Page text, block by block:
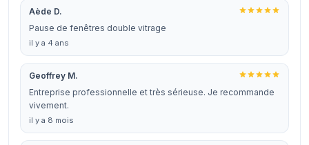
Aède D.
Pause de fenêtres double vitrage
il y a 4 ans
Geoffrey M.
Entreprise professionnelle et très sérieuse. Je recommande
vivement.
il y a 8 mois